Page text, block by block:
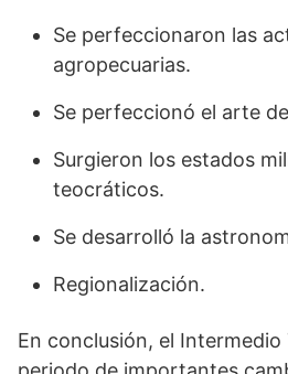
Se perfeccionaron las
agropecuarias.
Se perfeccionó el arte
Surgieron los estados
teocráticos.
Se desarrolló la
Regionalización.
En conclusión, el